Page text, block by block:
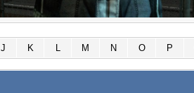
J K L M N O P